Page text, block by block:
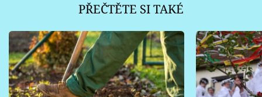
PŘEČTĚTE SI TAKÉ